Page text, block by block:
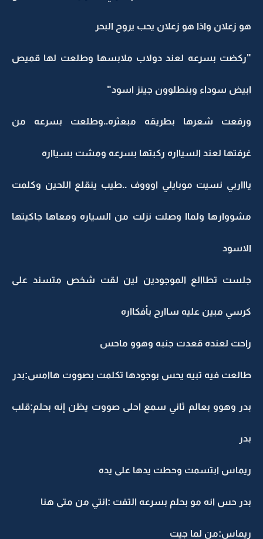
هو زعلان واذا هو زعلان يحب يروح البحر
"ركضت بسرعه لعند دولاب ملابسها وطلعت لها قميص
ابيض سوداء وبنطلوون جينز اسود"
ورفعت شعرها بطريقه مبعثره..وطلعت بسرعه من
غرفتها لعند السيااره ركبتها بسرعه ومشت بسيااره
ياااربي نسيت موبايلي اوووف ..طيب ينقلع اللحين وكلمت
مشووارها ولماا وصلت نزلت من السياره ومعاها جاكيتها
الاسود
جلست تطاالع الموجودين لين لقت شخص متسند على
كرسي مبين عليه ساارح بأفكااره
راحت لعنده قعدت جنبه وهوو ماحس
طالعت فيه تبيه يحس بوجودها تكلمت بصووت هاامس:بدر
بدر وهوو بعالم ثاني سمع احلى صووت يظن إنه بحلم:قلب
بدر
ريماس ابتسمت وحطت يدها على يده
بدر حس انه مو بحلم بسرعه التفت :انتي من متى هنا
ريماس:من لما جيت